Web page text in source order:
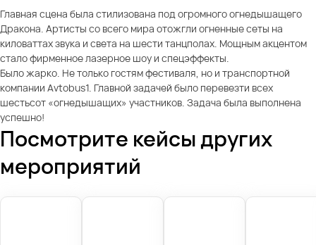
Главная сцена была стилизована под огромного огнедышащего
Дракона. Артисты со всего мира отожгли огненные сеты на
киловаттах звука и света на шести танцполах. Мощным акцентом
стало фирменное лазерное шоу и спецэффекты.
Было жарко. Не только гостям фестиваля, но и транспортной
компании Avtobus1. Главной задачей было перевезти всех
шестьсот «огнедышащих» участников. Задача была выполнена
успешно!
Посмотрите кейсы других
мероприятий